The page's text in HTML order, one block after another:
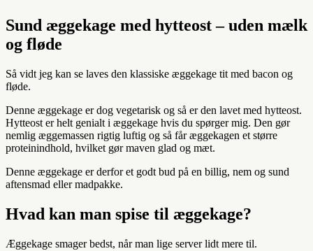
Sund æggekage med hytteost – uden mælk
og fløde
Så vidt jeg kan se laves den klassiske æggekage tit med bacon og
fløde.
Denne æggekage er dog vegetarisk og så er den lavet med hytteost.
Hytteost er helt genialt i æggekage hvis du spørger mig. Den gør
nemlig æggemassen rigtig luftig og så får æggekagen et større
proteinindhold, hvilket gør maven glad og mæt.
Denne æggekage er derfor et godt bud på en billig, nem og sund
aftensmad eller madpakke.
Hvad kan man spise til æggekage?
Æggekage smager bedst, når man lige server lidt mere til.